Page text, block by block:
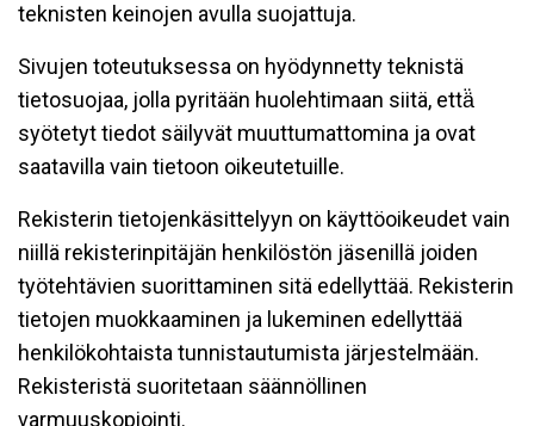
teknisten keinojen avulla suojattuja.
Sivujen toteutuksessa on hyödynnetty teknistä
tietosuojaa, jolla pyritään huolehtimaan siitä, että̈
syötetyt tiedot säilyvät muuttumattomina ja ovat
saatavilla vain tietoon oikeutetuille.
Rekisterin tietojenkäsittelyyn on käyttöoikeudet vain
niillä rekisterinpitäjän henkilöstön jäsenillä joiden
työtehtävien suorittaminen sitä edellyttää. Rekisterin
tietojen muokkaaminen ja lukeminen edellyttää
henkilökohtaista tunnistautumista järjestelmään.
Rekisteristä suoritetaan säännöllinen
varmuuskopiointi.